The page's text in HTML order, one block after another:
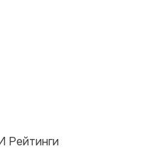
Рейтинги